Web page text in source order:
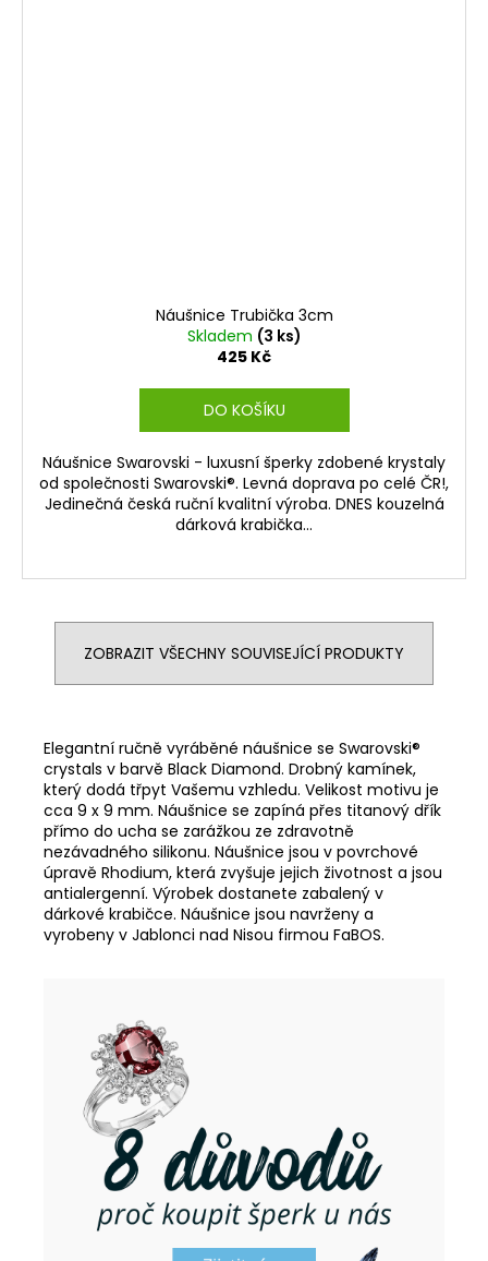
Náušnice Trubička 3cm
Skladem (3 ks)
425 Kč
DO KOŠÍKU
Náušnice Swarovski - luxusní šperky zdobené krystaly
od společnosti Swarovski®. Levná doprava po celé ČR!,
Jedinečná česká ruční kvalitní výroba. DNES kouzelná
dárková krabička...
ZOBRAZIT VŠECHNY SOUVISEJÍCÍ PRODUKTY
Elegantní ručně vyráběné náušnice se Swarovski®
crystals v barvě Black Diamond. Drobný kamínek,
který dodá třpyt Vašemu vzhledu. Velikost motivu je
cca 9 x 9 mm. Náušnice se zapíná přes titanový dřík
přímo do ucha se zarážkou ze zdravotně
nezávadného silikonu. Náušnice jsou v povrchové
úpravě Rhodium, která zvyšuje jejich životnost a jsou
antialergenní. Výrobek dostanete zabalený v
dárkové krabičce. Náušnice jsou navrženy a
vyrobeny v Jablonci nad Nisou firmou FaBOS.